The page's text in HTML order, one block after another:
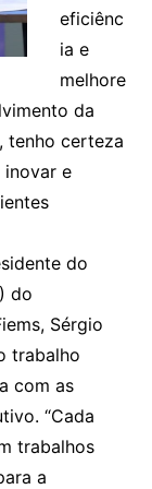
eficiênc
ia e
melhore
da
tenho certeza
inovar e
do
do
Sérgio
trabalho
com as
“Cada
trabalhos
a